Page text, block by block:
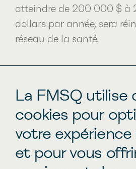
La FMSQ utilise
cookies pour
votre
et pour vous
atteindre de 200 000 $ à
dollars par année, sera
réseau de la santé.
En révisant les guides
préopératoires, la
spécialistes du Québec
collaboration avec
spécialistes en médecine